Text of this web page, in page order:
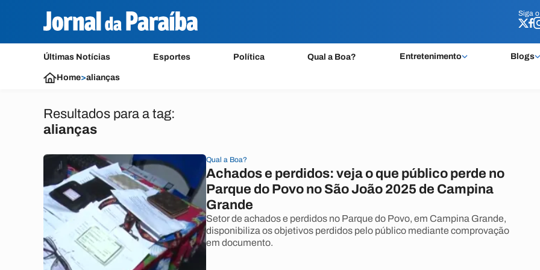
Siga o
Últimas Notícias Esportes Política Qual a Boa? Entretenimento Blogs
Siga o
Home>alianças
Resultados para a tag:
alianças
Qual a Boa?
Achados e perdidos: veja o que público perde no
Parque do Povo no São João 2025 de Campina
Grande
Setor de achados e perdidos no Parque do Povo, em Campina Grande,
disponibiliza os objetivos perdidos pelo público mediante comprovação
em documento.